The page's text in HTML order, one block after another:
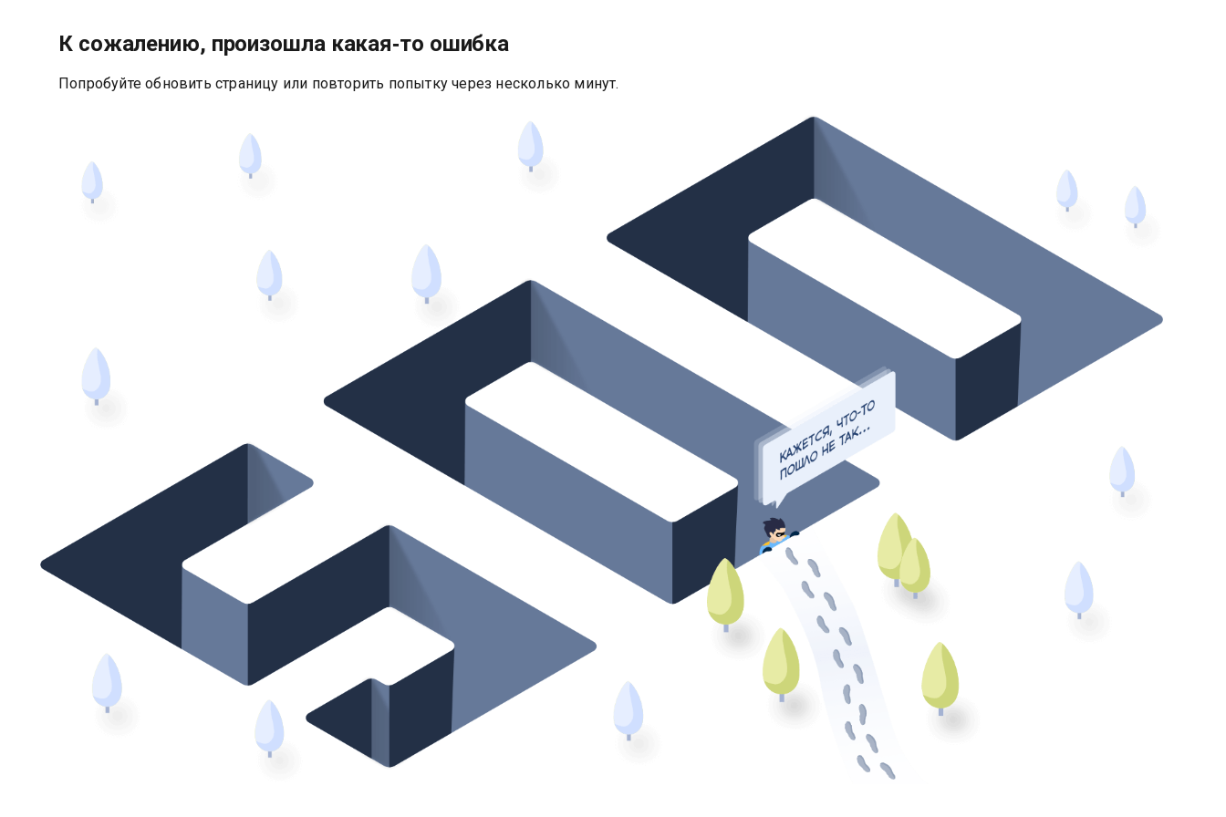
К сожалению, произошла какая‑то ошибка
Попробуйте обновить страницу или повторить попытку через несколько минут.